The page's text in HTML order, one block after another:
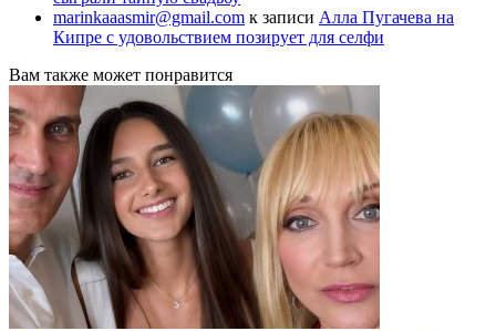
marinkaaasmir@gmail.com к записи Алла Пугачева на
Кипре с удовольствием позирует для селфи
Вам также может понравится